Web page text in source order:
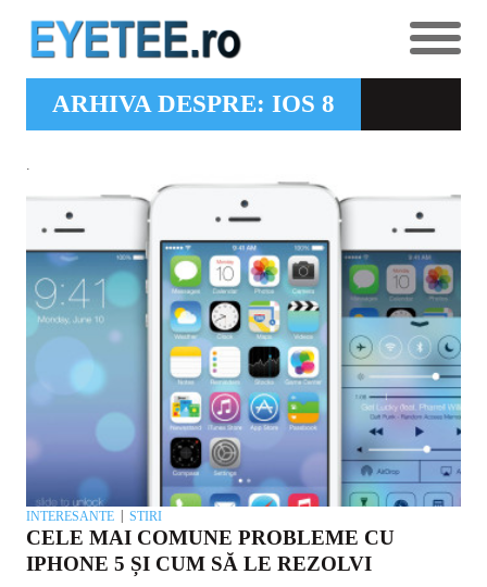
ARHIVA DESPRE: IOS 8
INTERESANTE STIRI
CELE MAI COMUNE PROBLEME CU
IPHONE 5 ȘI CUM SĂ LE REZOLVI